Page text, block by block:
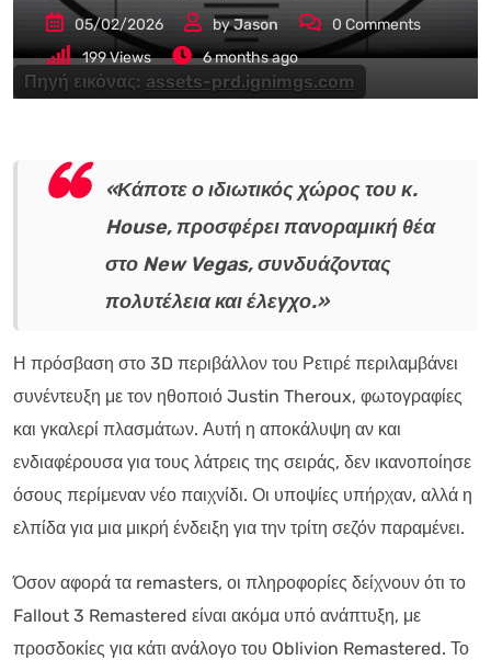
Πηγή εικόνας: assets-prd.ignimgs.com
05/02/2026 byJason 0 Comments
199Views 6 months ago
«Κάποτε ο ιδιωτικός χώρος του κ.
House, προσφέρει πανοραμική θέα
στο New Vegas, συνδυάζοντας
πολυτέλεια και έλεγχο.»
Η πρόσβαση στο 3D περιβάλλον του Ρετιρέ περιλαμβάνει
συνέντευξη με τον ηθοποιό Justin Theroux, φωτογραφίες
και γκαλερί πλασμάτων. Αυτή η αποκάλυψη αν και
ενδιαφέρουσα για τους λάτρεις της σειράς, δεν ικανοποίησε
όσους περίμεναν νέο παιχνίδι. Οι υποψίες υπήρχαν, αλλά η
ελπίδα για μια μικρή ένδειξη για την τρίτη σεζόν παραμένει.
Όσον αφορά τα remasters, οι πληροφορίες δείχνουν ότι το
Fallout 3 Remastered είναι ακόμα υπό ανάπτυξη, με
προσδοκίες για κάτι ανάλογο του Oblivion Remastered. Το